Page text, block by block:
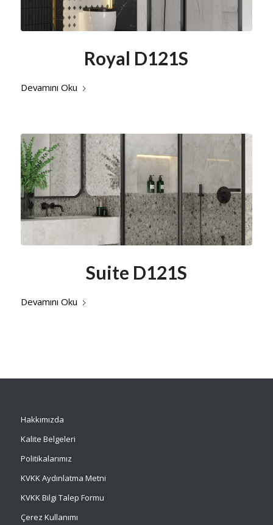
Royal D121S
Devamını Oku
Suite D121S
Devamını Oku
Hakkımızda
Kalite Belgeleri
Politikalarımız
KVKK Aydınlatma Metni
KVKK Bilgi Talep Formu
Çerez Kullanımı